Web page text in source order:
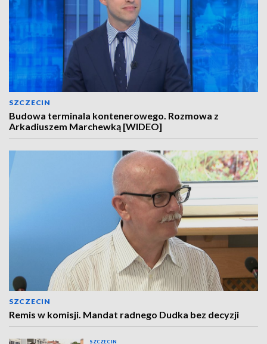
SZCZECIN
Budowa terminala kontenerowego. Rozmowa z
Arkadiuszem Marchewką [WIDEO]
SZCZECIN
Remis w komisji. Mandat radnego Dudka bez decyzji
SZCZECIN